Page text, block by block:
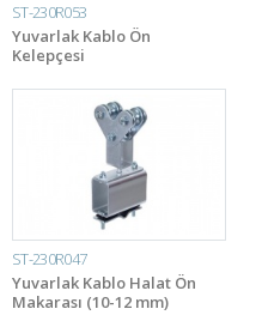
ST-230R053
Yuvarlak Kablo Ön
Kelepçesi
ST-230R047
Yuvarlak Kablo Halat Ön
Makarası (10-12 mm)